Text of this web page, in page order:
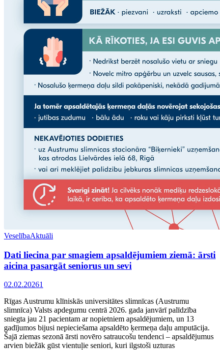
VeselībaAktuāli
Dati liecina par smagiem apsaldējumiem ziemā: ārsti
aicina pasargāt seniorus un sevi
02.02.20261
Rīgas Austrumu klīniskās universitātes slimnīcas (Austrumu
slimnīca) Valsts apdegumu centrā 2026. gada janvārī palīdzība
sniegta jau 21 pacientam ar nopietniem apsaldējumiem, un 13
gadījumos bijusi nepieciešama apsaldēto ķermeņa daļu amputācija.
Šajā ziemas sezonā ārsti novēro satraucošu tendenci – apsaldējumus
arvien biežāk gūst vientuļie seniori, kuri ilgstoši uzturas